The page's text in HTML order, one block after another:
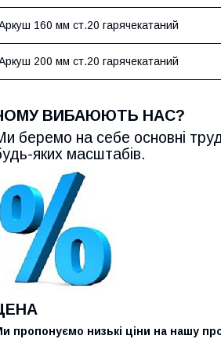
160 мм ст.20 гарячекатаний
200 мм ст.20 гарячекатаний
ВИБАЮЮТЬ НАС?
беремо на себе основні
яких масштабів.
пропонуємо низькі ціни на нашу